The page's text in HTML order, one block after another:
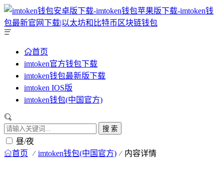
首页
imtoken官方钱包下载
imtoken钱包最新版下载
imtoken IOS版
imtoken钱包(中国官方)
搜 索
昼/夜
首页 imtoken钱包(中国官方) 内容详情